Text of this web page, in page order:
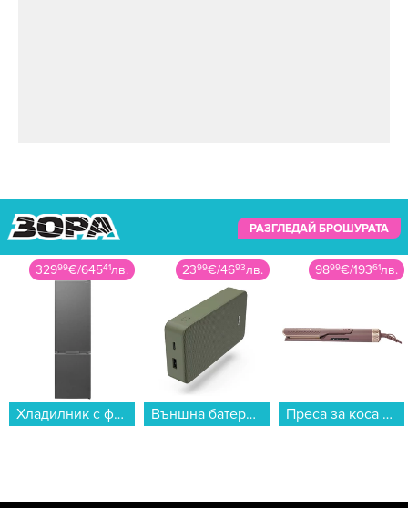
РАЗГЛЕДАЙ БРОШУРАТА
32999€/64541лв.
Хладилник с фризер Sharp SJ-FBB05DTXLE , 288 l, E , Инокс , Статична...
2399€/4693лв.
Външна батерия Hama 201716, "Colour 20" зелена 20000 mAh...
9899€/19361лв.
Преса за коса Remington AS8930 AIRvive , 135 W...